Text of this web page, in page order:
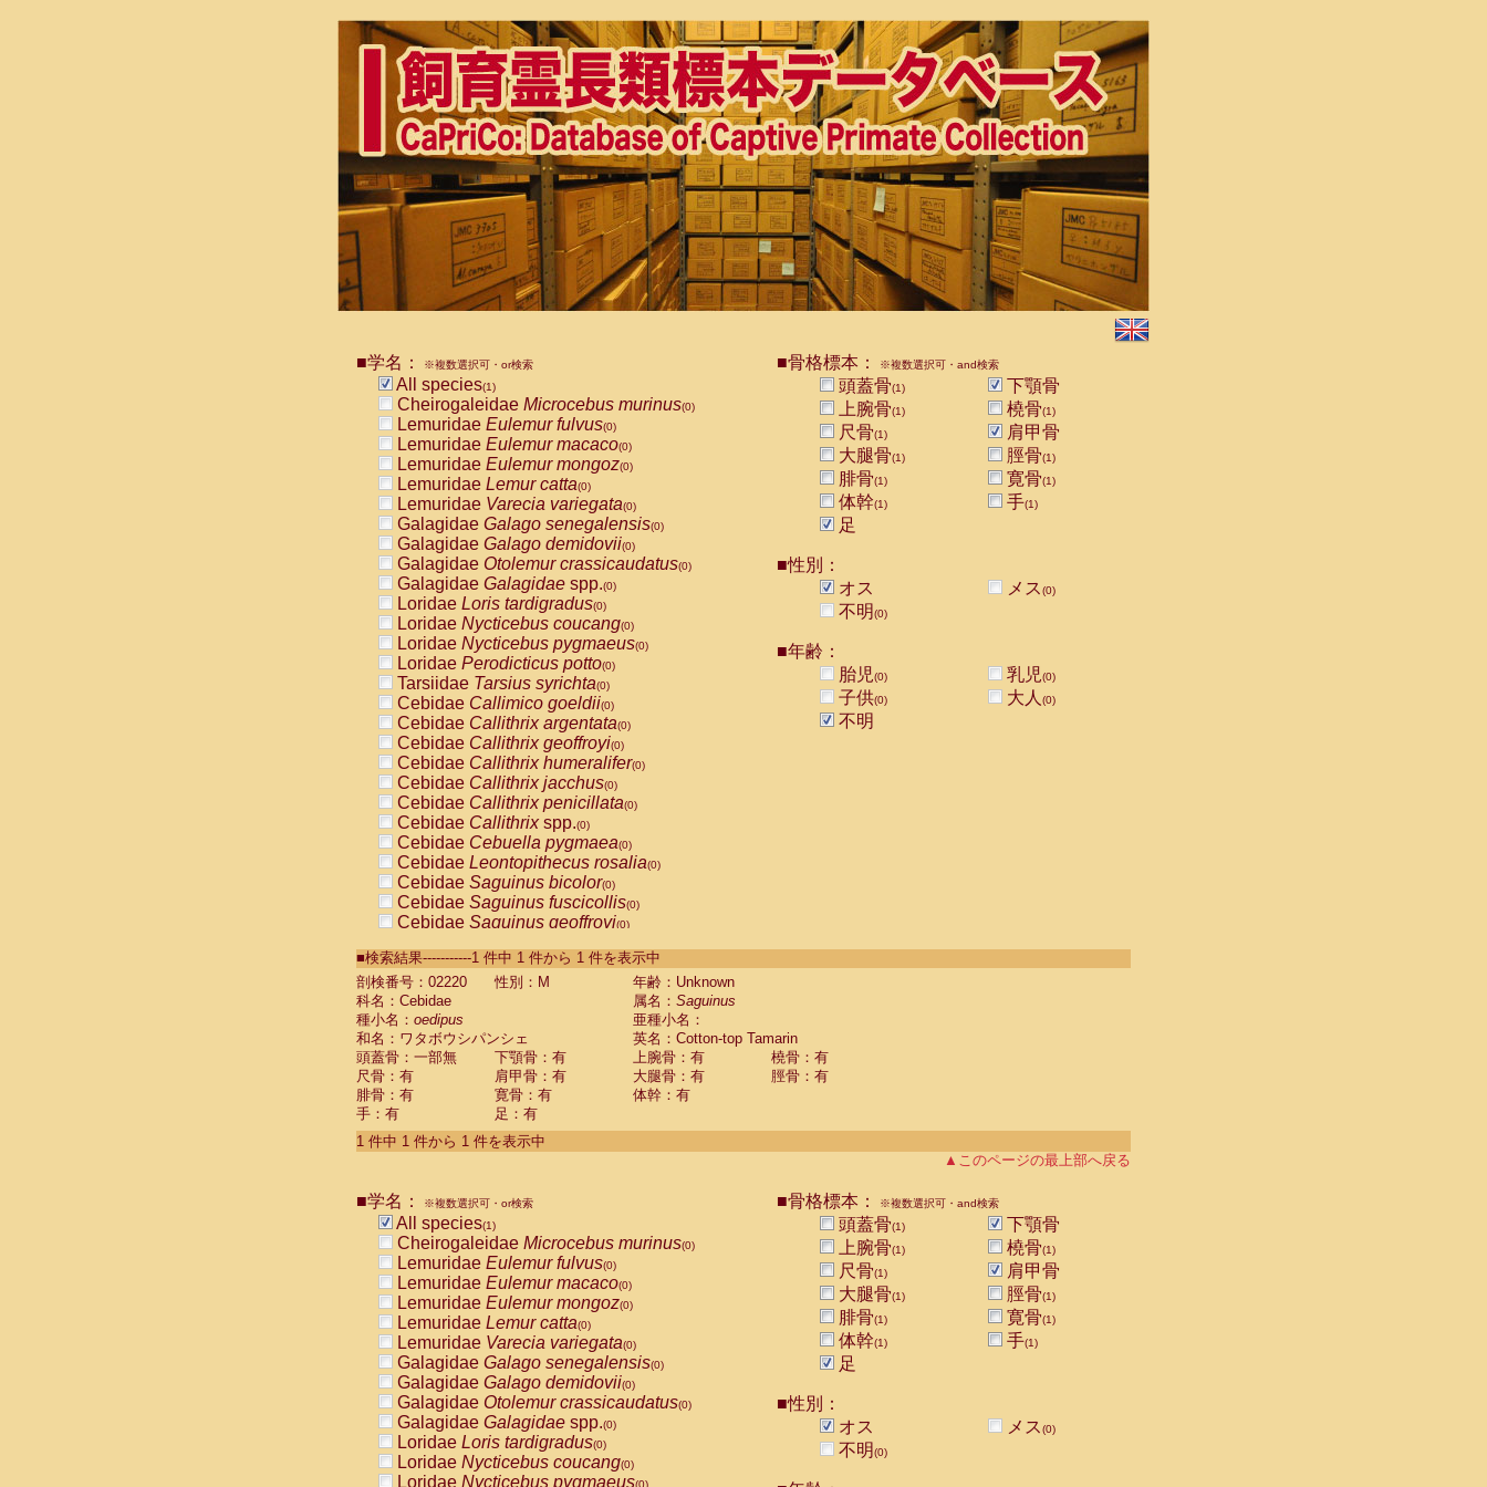
■学名： ※複数選択可・or検索
All species(1)
Cheirogaleidae Microcebus murinus(0)
Lemuridae Eulemur fulvus(0)
Lemuridae Eulemur macaco(0)
Lemuridae Eulemur mongoz(0)
Lemuridae Lemur catta(0)
Lemuridae Varecia variegata(0)
Galagidae Galago senegalensis(0)
Galagidae Galago demidovii(0)
Galagidae Otolemur crassicaudatus(0)
Galagidae Galagidae spp.(0)
Loridae Loris tardigradus(0)
Loridae Nycticebus coucang(0)
Loridae Nycticebus pygmaeus(0)
Loridae Perodicticus potto(0)
Tarsiidae Tarsius syrichta(0)
Cebidae Callimico goeldii(0)
Cebidae Callithrix argentata(0)
Cebidae Callithrix geoffroyi(0)
Cebidae Callithrix humeralifer(0)
Cebidae Callithrix jacchus(0)
Cebidae Callithrix penicillata(0)
Cebidae Callithrixspp.(0)
Cebidae Cebuella pygmaea(0)
Cebidae Leontopithecus rosalia(0)
Cebidae Saguinus bicolor(0)
Cebidae Saguinus fuscicollis(0)
Cebidae Saguinus geoffroyi(0)
CebidaeSaguinus labiatus(0)
Cebidae Saguinus leucopus (0)
Cebidae
Cebidae
CebidaeSaguinus nigricollis (0)
Cebidae Saguinus oedipus
Cebidae Saguinus weddelli
Cebidae Saguinusspp.
Cebidae Aotus trivirgatus
Cebidae Cebus albifrons
CebidaeCebus nigrivittatus
CebidaeCebus
CebidaeSaimiri boliviensis(0)
CebidaeSaimiri sciureus(0)
AtelidaeAlouatta caraya(0)
AtelidaeAlouatta fusca(0)
AtelidaeAlouatta seniculus
AtelidaeAlouattaspp.(0)
AtelidaeAteles belzebuth(0)
AtelidaeAteles geoffroyi(0)
AtelidaeAteles paniscus(0)
AtelidaeAtelesspp.(0)
Atelidae Lagothrix lagothricha
AtelidaeLagothrix lagothricha cana
PitheciidaeCacajao calvus rubicundus
■骨格標本： ※複数選択可・and検索
頭蓋骨(1)
下顎骨
上腕骨(1) 橈骨(1)
尺骨(1)
肩甲骨
大腿骨(1) 脛骨(1)
腓骨(1) 寛骨(1)
体幹(1) 手(1)
足
■性別：
オス
メス(0)
不明(0)
■年齢：
胎児(0) 乳児(0)
子供(0) 大人 (0)
不明
■検索結果-----------1 件中 1 件から 1 件を表示中
剖検番号：02220
性別：M
年齢：Unknown
科名：Cebidae
属名： Saguinus
種小名： oedipus
亜種小名：
和名：ワタボウシパンシェ
英名：Cotton-top Tamarin
頭蓋骨：一部無
下顎骨：有 上腕骨：有
橈骨：有
尺骨：有
肩甲骨：有 大腿骨：有
脛骨：有
腓骨：有
寛骨：有
体幹：有
手：有
足：有
1 件中 1 件から 1 件を表示中
▲このページの最上部へ戻る
■学名： ※複数選択可・or検索
All species(1)
Cheirogaleidae Microcebus murinus(0)
Lemuridae Eulemur fulvus(0)
Lemuridae Eulemur macaco(0)
Lemuridae Eulemur mongoz(0)
Lemuridae Lemur catta(0)
Lemuridae Varecia variegata(0)
Galagidae Galago senegalensis(0)
Galagidae Galago demidovii(0)
Galagidae Otolemur crassicaudatus(0)
Galagidae Galagidae spp.(0)
Loridae Loris tardigradus(0)
Loridae Nycticebus coucang(0)
Loridae Nycticebus pygmaeus(0)
■骨格標本： ※複数選択可・and検索
頭蓋骨(1)
下顎骨
上腕骨(1) 橈骨(1)
尺骨(1)
肩甲骨
大腿骨(1) 脛骨(1)
腓骨(1) 寛骨(1)
体幹(1) 手(1)
足
■性別：
オス
メス(0)
不明(0)